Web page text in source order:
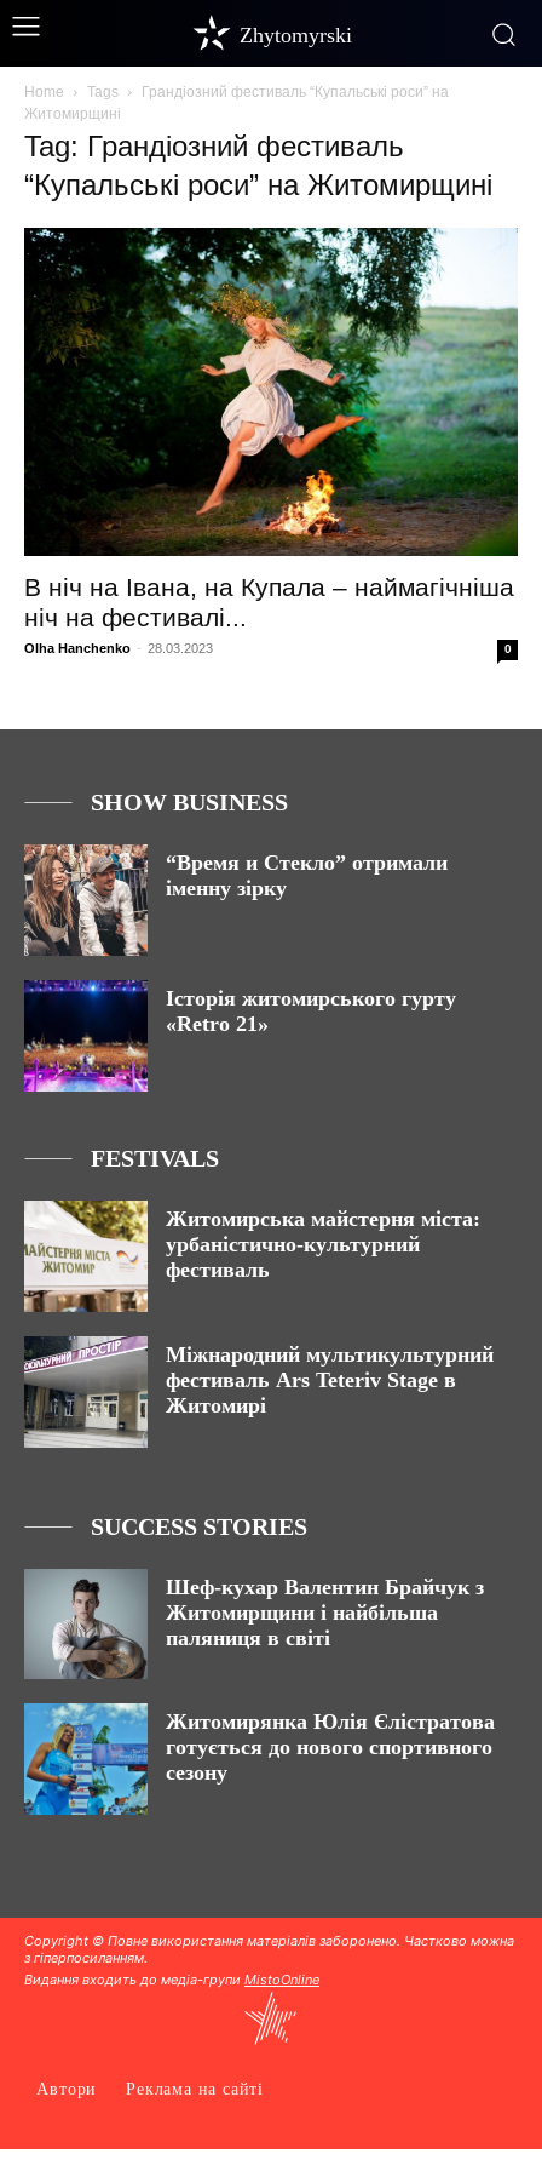
Zhytomyrski
Home Tags
Грандіозний фестиваль “Купальські роси” на
Житомирщині
Tag: Грандіозний фестиваль
“Купальські роси” на Житомирщині
В ніч на Івана, на Купала – наймагічніша
ніч на фестивалі...
Olha Hanchenko - 28.03.2023 0
SHOW BUSINESS
“Время и Стекло” отримали
іменну зірку
Історія житомирського гурту
«Retro 21»
FESTIVALS
Житомирська майстерня міста:
урбаністично-культурний
фестиваль
Міжнародний мультикультурний
фестиваль Ars Teteriv Stage в
Житомирі
SUCCESS STORIES
Шеф-кухар Валентин Брайчук з
Житомирщини і найбільша
паляниця в світі
Житомирянка Юлія Єлістратова
готується до нового спортивного
сезону
Copyright © Повне використання матеріалів заборонено. Частково можна
з гіперпосиланням.
Видання входить до медіа-групи MistoOnline
Автори Реклама на сайті